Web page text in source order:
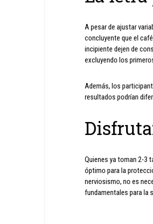
A pesar de ajustar
concluyente que el
incipiente dejen de
excluyendo los
Además, los
resultados podrían
Quienes ya toman 2-3
óptimo para la
nerviosismo, no es
fundamentales para la